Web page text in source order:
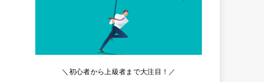
＼初心者から上級者まで大注目！／